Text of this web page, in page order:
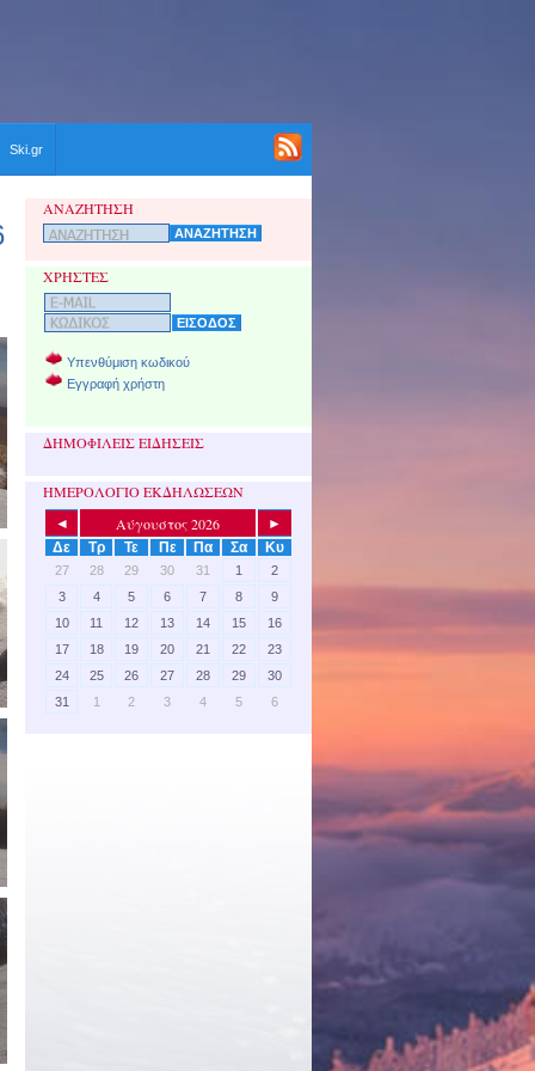
Ski.gr
ΑΝΑΖΗΤΗΣΗ
ΧΡΗΣΤΕΣ
Υπενθύμιση κωδικού
Εγγραφή χρήστη
ΔΗΜΟΦΙΛΕΙΣ ΕΙΔΗΣΕΙΣ
ΗΜΕΡΟΛΟΓΙΟ ΕΚΔΗΛΩΣΕΩΝ
◄ Αύγουστος 2026
►
Δε
Τρ Τε Πε Πα Σα Κυ
27 28 29 30 31 1
2
3
4 5 6 7 8
9
10
11 12 13 14 15
16
17
18 19 20 21 22
23
24
25 26 27 28 29
30
31
1 2 3 4 5 6